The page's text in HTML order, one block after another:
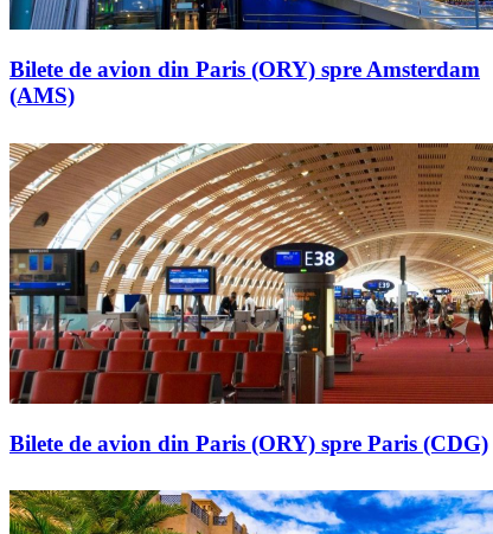
Bilete de avion din Paris (ORY) spre Amsterdam
(AMS)
Bilete de avion din Paris (ORY) spre Paris (CDG)